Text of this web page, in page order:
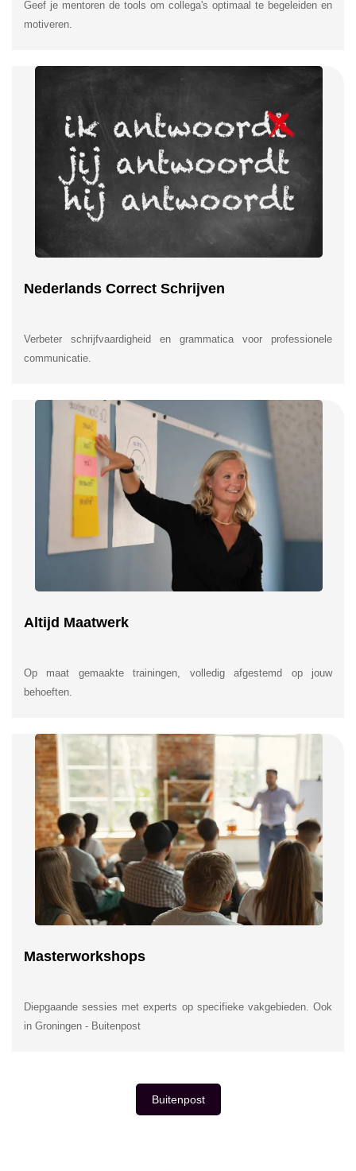
Geef je mentoren de tools om collega's optimaal te begeleiden en
motiveren.
Nederlands Correct Schrijven
Verbeter schrijfvaardigheid en grammatica voor professionele
communicatie.
Altijd Maatwerk
Op maat gemaakte trainingen, volledig afgestemd op jouw
behoeften.
Masterworkshops
Diepgaande sessies met experts op specifieke vakgebieden. Ook
in Groningen - Buitenpost
Buitenpost